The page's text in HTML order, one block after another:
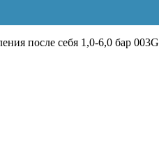
после себя 1,0-6,0 бар